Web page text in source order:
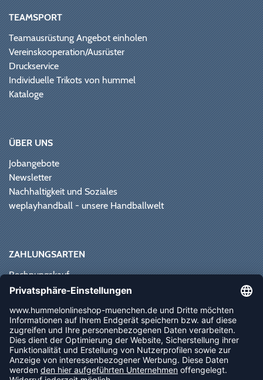
TEAMSPORT
Teamausrüstung Angebot einholen
Vereinskooperation/Ausrüster
Druckservice
Individuelle Trikots von hummel
Kataloge
ÜBER UNS
Jobangebote
Newsletter
Nachhaltigkeit und Soziales
weplayhandball - unsere Handballwelt
ZAHLUNGSARTEN
Rechnungskauf
Paypal
Vorkasse
Sofortüberweisung
NEWSLETTER